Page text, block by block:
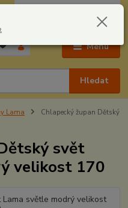
Menu
Hledat
0,00 Kč
Lama
Chlapecký župan Dětský
svět
velikost 170